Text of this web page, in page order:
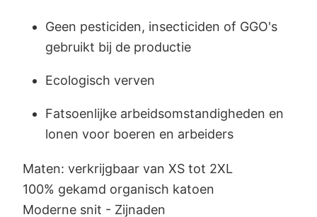
Geen pesticiden, insecticiden of GGO's
gebruikt bij de productie
Ecologisch verven
Fatsoenlijke arbeidsomstandigheden en
lonen voor boeren en arbeiders
Maten: verkrijgbaar van XS tot 2XL
100% gekamd organisch katoen
Moderne snit - Zijnaden